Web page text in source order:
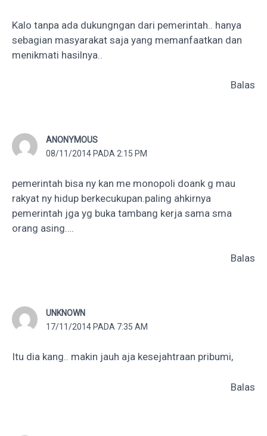
Kalo tanpa ada dukungngan dari pemerintah.. hanya
sebagian masyarakat saja yang memanfaatkan dan
menikmati hasilnya..
Balas
ANONYMOUS
08/11/2014 PADA 2:15 PM
pemerintah bisa ny kan me monopoli doank g mau
rakyat ny hidup berkecukupan.paling ahkirnya
pemerintah jga yg buka tambang kerja sama sma
orang asing….
Balas
UNKNOWN
17/11/2014 PADA 7:35 AM
Itu dia kang.. makin jauh aja kesejahtraan pribumi,
Balas